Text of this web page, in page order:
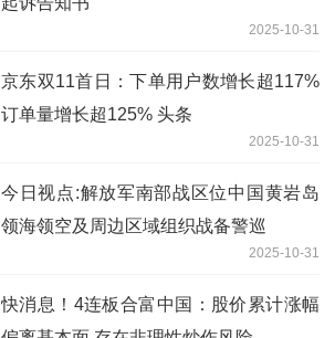
2025-10-31
京东双11首日：下单用户数增长超117%
订单量增长超125% 头条
2025-10-31
今日视点:解放军南部战区位中国黄岩岛
领海领空及周边区域组织战备警巡
2025-10-31
快消息！4连板合富中国：股价累计涨幅